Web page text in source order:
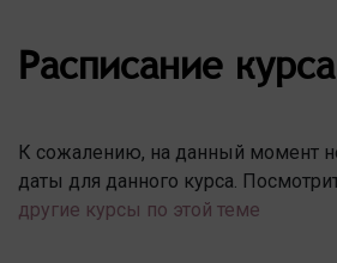
Расписание курса
К сожалению, на данный момент
даты для данного курса.
другие курсы по этой теме